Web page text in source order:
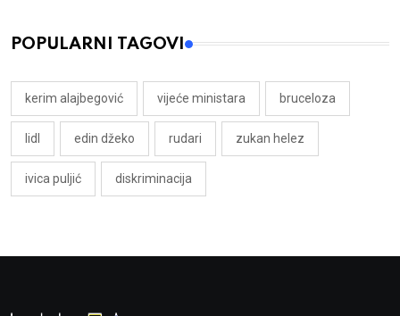
POPULARNI TAGOVI
kerim alajbegović vijeće ministara bruceloza
lidl edin džeko rudari zukan helez
ivica puljić diskriminacija